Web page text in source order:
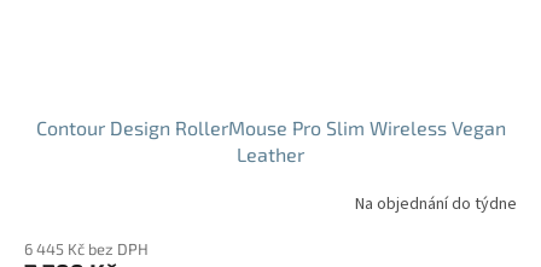
Contour Design RollerMouse Pro Slim Wireless Vegan
Leather
Na objednání do týdne
6 445 Kč bez DPH